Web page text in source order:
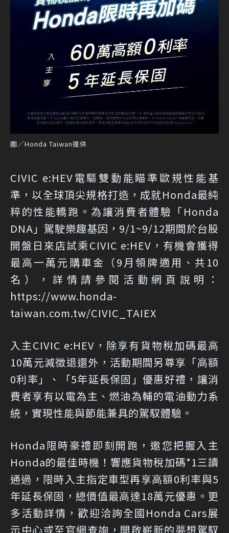
圖／Honda Taiwan提供
CIVIC e:HEV電驅雙動能瞄準歐規性能基
準，以全球頂尖規格打造，成就Honda最純
粹的性能轎跑。為讓消費者體驗「Honda
DNA」駕駛樂趣基因，9/1~9/12期間於台股
開盤日來店試乘CIVIC e:HEV，有機會獲得
最高一萬元購車金（9月領牌適用、共10
名），詳情請參閱活動網頁說明：
https://www.honda-
taiwan.com.tw/CIVIC_TAIEX
入主CIVIC e:HEV，除享有貨物稅加碼最高
10萬元減徵退還外，活動期間另尊享「高額
0利率」、「5年延長保固」優惠好禮，讓消
費者享有以電為主、燃油為輔的電油動力系
統，實現性能與節能兼具的駕馭體驗。
Honda限時豪禮即刻開跑，邀您把握入主
Honda的最佳時機！響應貨物稅加碼*1三讀
通過，限時入主指定車型再享高額0利率與5
年延長保固，總價值最高達18萬元優惠。更
多活動詳情，歡迎洽詢全國Honda Cars展
示中心或至官網查詢，開啟嶄新的夢想駕馭